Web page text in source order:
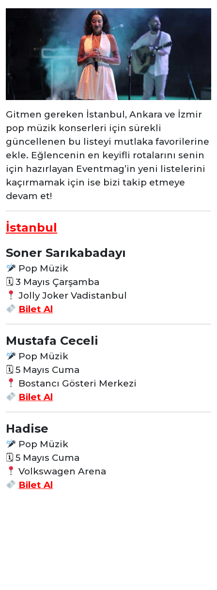
Gitmen gereken İstanbul, Ankara ve İzmir
pop müzik konserleri için sürekli
güncellenen bu listeyi mutlaka favorilerine
ekle. Eğlencenin en keyifli rotalarını senin
için hazırlayan Eventmag’in yeni listelerini
kaçırmamak için ise bizi takip etmeye
devam et!
İstanbul
Soner Sarıkabadayı
Pop Müzik
🗓 3 Mayıs Çarşamba
Jolly Joker Vadistanbul
Bilet Al
Mustafa Ceceli
Pop Müzik
🗓 5 Mayıs Cuma
Bostancı Gösteri Merkezi
Bilet Al
Hadise
Pop Müzik
🗓 5 Mayıs Cuma
Volkswagen Arena
Bilet Al